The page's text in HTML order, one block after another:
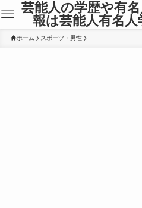
芸能人の学歴や有
報は芸能人有名
ホーム スポーツ・男性